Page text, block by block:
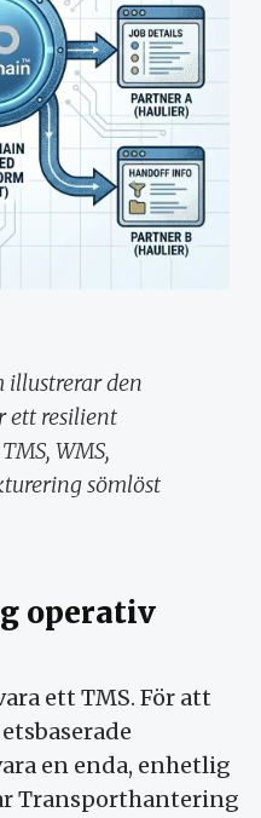
illustrerar den
ett resilient
WMS,
sömlöst
operativ
ett TMS. För att
en enda, enhetlig
Transporthantering